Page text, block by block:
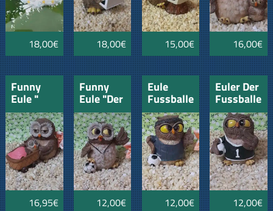
18,00€ 18,00€ 15,00€ 16,00€
Funny
Eule "
Mamma"
mit
Kinderwagen"
16,95€
Funny
Eule "Der
Fussballer"
12,00€
Eule
Fussballer
12,00€
Euler Der
Fussballer
die NR.1
12,00€